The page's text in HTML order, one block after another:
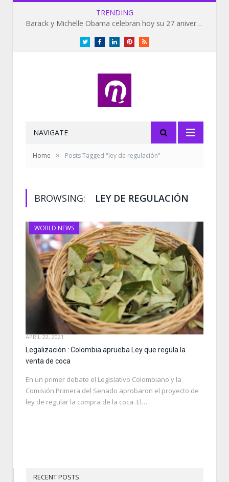
TRENDING
Barack y Michelle Obama celebran hoy su 27 aniversario de bodas
TwitterFacebookLinkedInPinterestRSS
NAVIGATE
Home » Posts Tagged "ley de regulación"
BROWSING: LEY DE REGULACIÓN
WORLD NEWS
APRIL 22, 2021
Legalización : Colombia aprueba Ley que regula la
venta de coca
En un primer debate el Legislativo Colombiano y la
Comisión Primera del Senado aprobaron el proyecto de
ley de regular la compra de la coca. El…
RECENT POSTS